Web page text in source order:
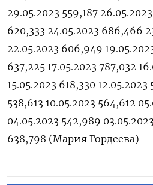
29.05.2023 559,187
620,333 24.05.2023 686,466
22.05.2023 606,949
637,225 17.05.2023 787,032
15.05.2023 618,330 12.05.2023
538,613 10.05.2023 564,612
04.05.2023 542,989
638,798 (Мария Гордеева)